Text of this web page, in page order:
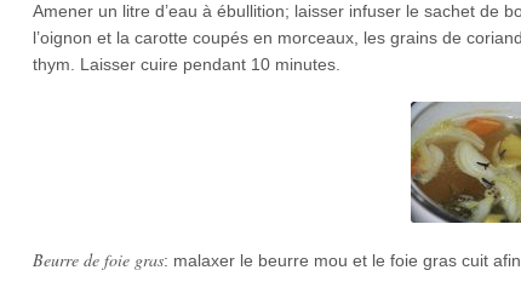
Amener un litre d’eau à ébullition; laisser infuser le sachet de
l’oignon et la carotte coupés en morceaux, les grains de
thym. Laisser cuire pendant 10 minutes.
Beurre de foie gras: malaxer le beurre mou et le foie gras cuit